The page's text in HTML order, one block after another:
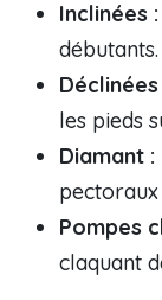
Inclinées :
débutants.
Déclinées
les pieds
Diamant :
Pompes
claquant